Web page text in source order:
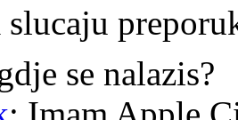
se nalazis?